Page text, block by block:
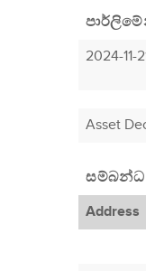
2024-
Asset
සම්බන්ධ
Address